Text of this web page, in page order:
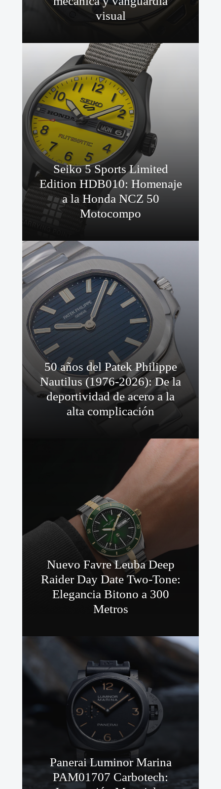
visual
Seiko 5 Sports Limited
Edition HDB010: Homenaje
a la Honda NCZ 50
Motocompo
50 años del Patek Philippe
Nautilus (1976-2026): De la
deportividad de acero a la
alta complicación
Nuevo Favre Leuba Deep
Raider Day Date Two-Tone:
Elegancia Bitono a 300
Metros
Panerai Luminor Marina
PAM01707 Carbotech: